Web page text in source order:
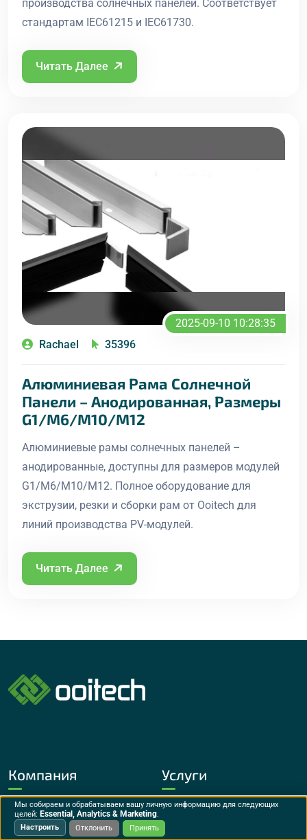
производства солнечных панелей. Соответствует
стандартам IEC61215 и IEC61730.
Читать Далее
2025-09-10 10:28:35
Rachael
35396
Алюминиевая Рама Солнечной
Панели – Анодированная, Размеры
G1/M6/M10/M12
Алюминиевые рамы солнечных панелей –
анодированные, доступны для размеров модулей
G1/M6/M10/M12. Полное оборудование для
экструзии, резки и сборки рам от Ooitech для
линий производства PV-модулей.
Читать Далее
Компания
Решение
Продукт
Услуги
5 МВт
Полуавтоматическая линия
Мы собираем и обрабатываем вашу личную информацию для следующих
целей: Essential, Analytics & Marketing.
Настроить
Отклонить Принять